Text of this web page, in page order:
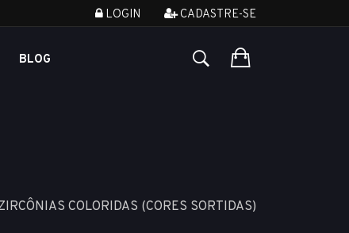
LOGIN CADASTRE-SE
BLOG
COLORIDAS (CORES SORTIDAS)